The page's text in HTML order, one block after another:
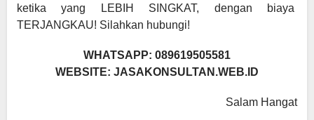
ketika yang LEBIH SINGKAT, dengan biaya
TERJANGKAU! Silahkan hubungi!
WHATSAPP: 089619505581
WEBSITE: JASAKONSULTAN.WEB.ID
Salam Hangat